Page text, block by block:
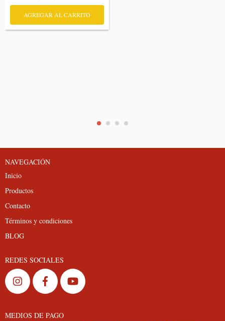
AGREGAR AL CARRITO
NAVEGACIÓN
Inicio
Productos
Contacto
Términos y condiciones
BLOG
REDES SOCIALES
MEDIOS DE PAGO